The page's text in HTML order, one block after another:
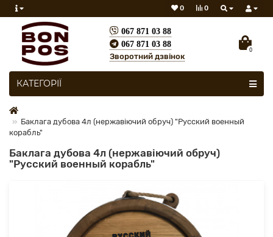
0
0
067 871 03 88
067 871 03 88
Зворотний дзвінок
0
Скрізь
КАТЕГОРІЇ
Баклага дубова 4л (нержавіючий обруч) "Русский военный
корабль"
Баклага дубова 4л (нержавіючий обруч)
"Русский военный корабль"